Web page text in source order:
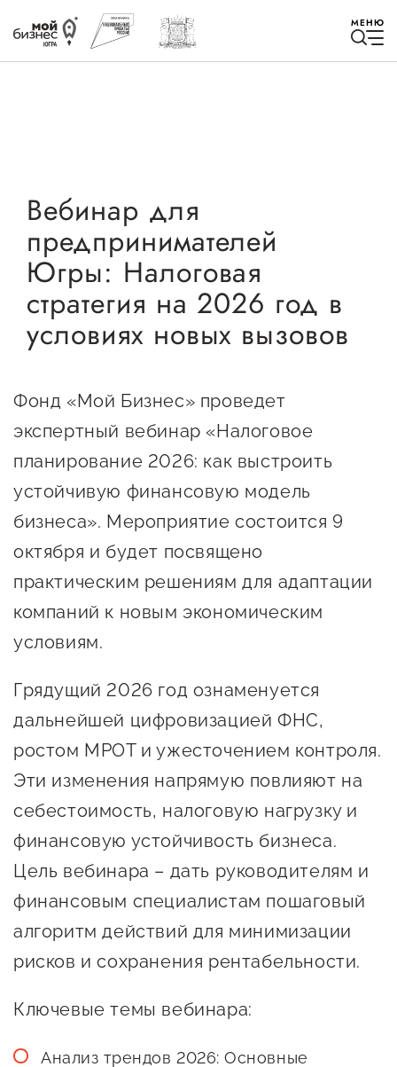
МЕНЮ
Избранное
Быть в курсе
Истории успеха
Мероприятия
Онлайн-витрина продукции
Социальные сети "Мой
Бизнес Югра"
Меры поддержки
Образовательная поддержка
инновационно-
технологического
предпринимательства
Поддержка социальных
предпринимателей
Поддержка экспортеров
внешнего санкционного
Вебинар для
предпринимателей
Югры: Налоговая
стратегия на 2026 год в
условиях новых вызовов
Фонд «Мой Бизнес» проведет
экспертный вебинар «Налоговое
планирование 2026: как выстроить
устойчивую финансовую модель
бизнеса». Мероприятие состоится 9
октября и будет посвящено
практическим решениям для адаптации
компаний к новым экономическим
условиям.
Грядущий 2026 год ознаменуется
дальнейшей цифровизацией ФНС,
ростом МРОТ и ужесточением контроля.
Эти изменения напрямую повлияют на
себестоимость, налоговую нагрузку и
финансовую устойчивость бизнеса.
Цель вебинара – дать руководителям и
финансовым специалистам пошаговый
алгоритм действий для минимизации
рисков и сохранения рентабельности.
Ключевые темы вебинара:
Анализ трендов 2026: Основные